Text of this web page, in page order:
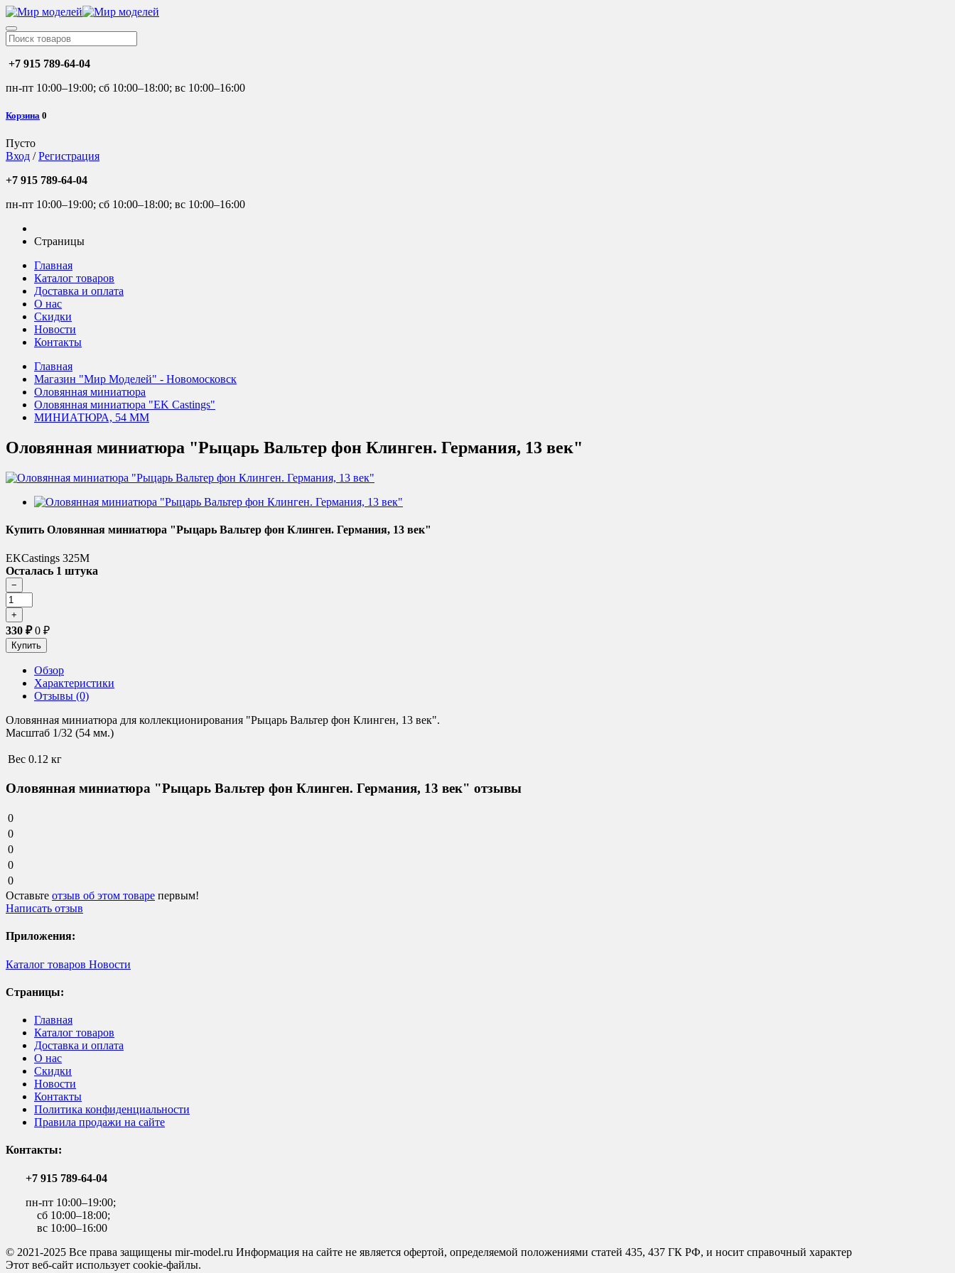
+7 915 789-64-04
пн-пт 10:00–19:00; сб 10:00–18:00; вс 10:00–16:00
Корзина 0
Пусто
Вход /Регистрация
+7 915 789-64-04
пн-пт 10:00–19:00; сб 10:00–18:00; вс 10:00–16:00
Страницы
Главная
Каталог товаров
Доставка и оплата
О нас
Скидки
Новости
Контакты
Главная
Магазин "Мир Моделей" - Новомосковск
Оловянная миниатюра
Оловянная миниатюра "EK Castings"
МИНИАТЮРА, 54 ММ
Оловянная миниатюра "Рыцарь Вальтер фон Клинген. Германия, 13 век"
Купить Оловянная миниатюра "Рыцарь Вальтер фон Клинген. Германия, 13 век"
EKCastings 325M
Осталась 1 штука
330 ₽0 ₽
Обзор
Характеристики
Отзывы (0)
Оловянная миниатюра для коллекционирования "Рыцарь Вальтер фон Клинген, 13 век".
Масштаб 1/32 (54 мм.)
Вес 0.12 кг
Оловянная миниатюра "Рыцарь Вальтер фон Клинген. Германия, 13 век" отзывы
0
0
0
0
0
Оставьте отзыв об этом товаре первым!
Написать отзыв
Приложения:
Каталог товаров Новости
Страницы:
Главная
Каталог товаров
Доставка и оплата
О нас
Скидки
Новости
Контакты
Политика конфиденциальности
Правила продажи на сайте
Контакты:
+7 915 789-64-04
пн-пт 10:00–19:00;
сб 10:00–18:00;
вс 10:00–16:00
© 2021-2025 Все права защищены mir-model.ru Информация на сайте не является офертой, определяемой положениями статей 435, 437 ГК РФ, и носит справочный характер
Этот веб-сайт использует cookie-файлы.